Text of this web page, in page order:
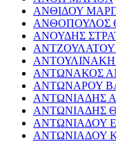
ΑΝΘΙΔΟΥ
ΑΝΘΟΠΟΥΛΟΣ
ΑΝΟΥΔΗΣ
ΑΝΤΖΟΥΛΑΤΟΥ
ΑΝΤΩΝΑΚΟΣ
ΑΝΤΩΝΑΡΟΥ
ΑΝΤΩΝΙΑΔΗΣ
ΑΝΤΩΝΙΑΔΗΣ
ΑΝΤΩΝΙΑΔΟΥ
ΑΝΤΩΝΙΑΔΟΥ